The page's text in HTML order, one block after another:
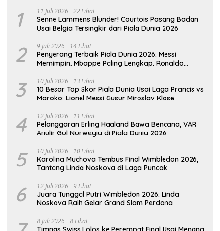
1 11 Juli 2026 22 Lihat
Senne Lammens Blunder! Courtois Pasang Badan
Usai Belgia Tersingkir dari Piala Dunia 2026
2 9 Juli 2026 14 Lihat
Penyerang Terbaik Piala Dunia 2026: Messi
Memimpin, Mbappe Paling Lengkap, Ronaldo
3 10 Juli 2026 13 Lihat
10 Besar Top Skor Piala Dunia Usai Laga Prancis vs
Maroko: Lionel Messi Gusur Miroslav Klose
4 12 Juli 2026 11 Lihat
Pelanggaran Erling Haaland Bawa Bencana, VAR
Anulir Gol Norwegia di Piala Dunia 2026
5 10 Juli 2026 10 Lihat
Karolina Muchova Tembus Final Wimbledon 2026,
Tantang Linda Noskova di Laga Puncak
6 12 Juli 2026 9 Lihat
Juara Tunggal Putri Wimbledon 2026: Linda
Noskova Raih Gelar Grand Slam Perdana
8 Juli 2026 8 Lihat
Timnas Swiss Lolos ke Perempat Final Usai Menang